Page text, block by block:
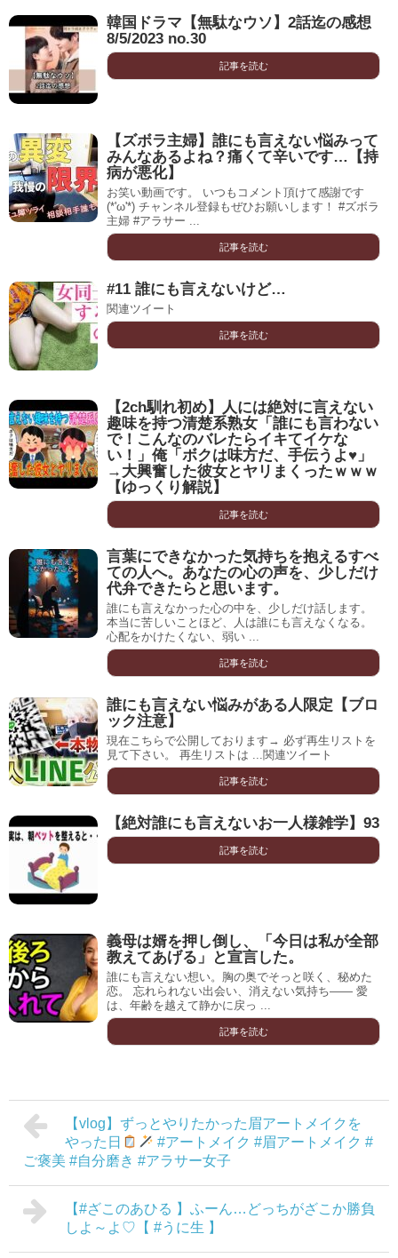
韓国ドラマ【無駄なウソ】2話迄の感想
8/5/2023 no.30
記事を読む
【ズボラ主婦】誰にも言えない悩みって
みんなあるよね？痛くて辛いです…【持
病が悪化】
お笑い動画です。 いつもコメント頂けて感謝です
(*'ω'*) チャンネル登録もぜひお願いします！ #ズボラ
主婦 #アラサー ...
記事を読む
#11 誰にも言えないけど…
関連ツイート
記事を読む
【2ch馴れ初め】人には絶対に言えない
趣味を持つ清楚系熟女「誰にも言わない
で！こんなのバレたらイキてイケな
い！」俺「ボクは味方だ、手伝うよ♥」
→大興奮した彼女とヤリまくったｗｗｗ
【ゆっくり解説】
記事を読む
言葉にできなかった気持ちを抱えるすべ
ての人へ。あなたの心の声を、少しだけ
代弁できたらと思います。
誰にも言えなかった心の中を、少しだけ話します。
本当に苦しいことほど、人は誰にも言えなくなる。
心配をかけたくない、弱い ...
記事を読む
誰にも言えない悩みがある人限定【ブロ
ック注意】
現在こちらで公開しております→ 必ず再生リストを
見て下さい。 再生リストは ...関連ツイート
記事を読む
【絶対誰にも言えないお一人様雑学】93
記事を読む
義母は婿を押し倒し、「今日は私が全部
教えてあげる」と宣言した。
誰にも言えない想い。胸の奥でそっと咲く、秘めた
恋。 忘れられない出会い、消えない気持ち―― 愛
は、年齢を越えて静かに戻っ ...
記事を読む
【vlog】ずっとやりたかった眉アートメイクを
やった日
︎︎ #アートメイク #眉アートメイク #
ご褒美 #自分磨き #アラサー女子
【#ざこのあひる 】ふーん…どっちがざこか勝負
しよ～よ♡【 #うに生 】